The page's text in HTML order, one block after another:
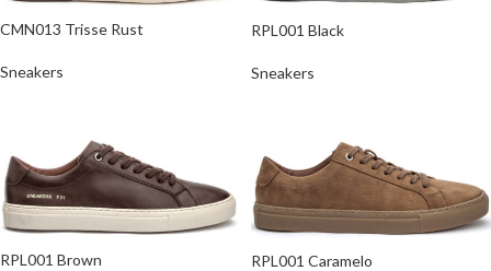
CMN013 Trisse Rust
Sneakers
RPL001 Black
Sneakers
RPL001 Brown RPL001 Caramelo